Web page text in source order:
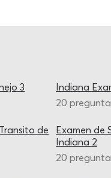
3
Indiana
20
de
Examen de
Indiana 2
20